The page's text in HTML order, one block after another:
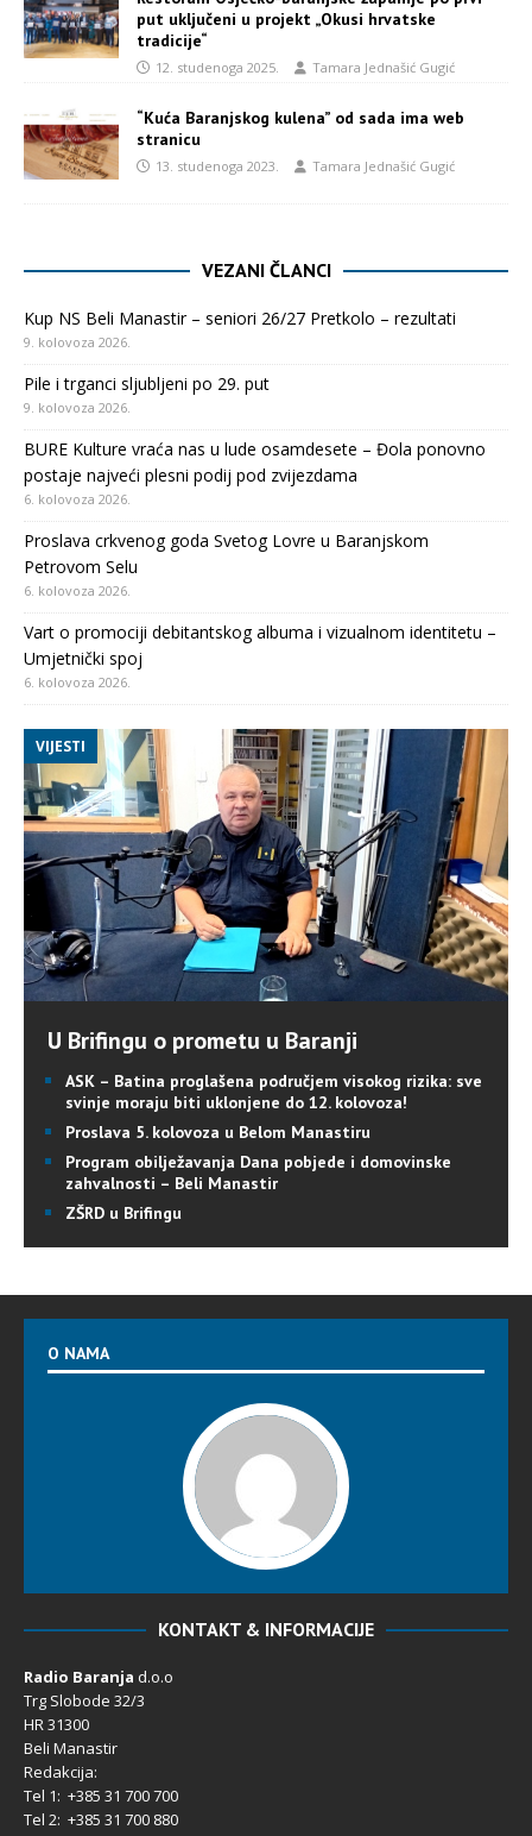
put uključeni u projekt „Okusi hrvatske
tradicije“
12. studenoga 2025. Tamara Jednašić Gugić
“Kuća Baranjskog kulena” od sada ima web
stranicu
13. studenoga 2023. Tamara Jednašić Gugić
VEZANI ČLANCI
Kup NS Beli Manastir – seniori 26/27 Pretkolo – rezultati
9. kolovoza 2026.
Pile i trganci sljubljeni po 29. put
9. kolovoza 2026.
BURE Kulture vraća nas u lude osamdesete – Đola ponovno
postaje najveći plesni podij pod zvijezdama
6. kolovoza 2026.
Proslava crkvenog goda Svetog Lovre u Baranjskom
Petrovom Selu
6. kolovoza 2026.
Vart o promociji debitantskog albuma i vizualnom identitetu –
Umjetnički spoj
6. kolovoza 2026.
VIJESTI
U Brifingu o prometu u Baranji
ASK – Batina proglašena područjem visokog rizika: sve
svinje moraju biti uklonjene do 12. kolovoza!
Proslava 5. kolovoza u Belom Manastiru
Program obilježavanja Dana pobjede i domovinske
zahvalnosti – Beli Manastir
ZŠRD u Brifingu
O NAMA
KONTAKT & INFORMACIJE
Radio Baranja d.o.o
Trg Slobode 32/3
HR 31300
Beli Manastir
Redakcija:
Tel 1: +385 31 700 700
Tel 2: +385 31 700 880